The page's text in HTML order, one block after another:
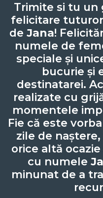
Trimite si tu un
felicitare
de Jana!
numele de
speciale și
bucurie și
destinatarei.
realizate cu
momentele
Fie că este
zile de
orice altă
cu numele
minunat de a